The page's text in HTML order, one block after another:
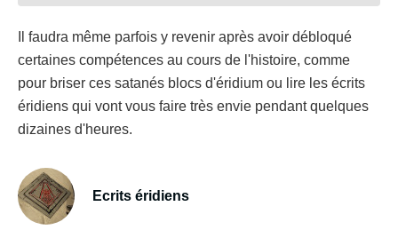
Il faudra même parfois y revenir après avoir débloqué
certaines compétences au cours de l'histoire, comme
pour briser ces satanés blocs d'éridium ou lire les écrits
éridiens qui vont vous faire très envie pendant quelques
dizaines d'heures.
Ecrits éridiens